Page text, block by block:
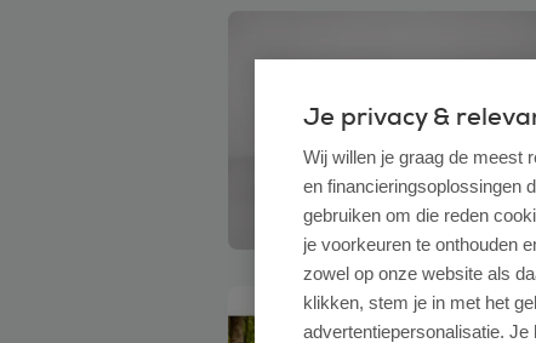
Bekijk deze auto
Je privacy &
Wij willen je graag de meest
en financieringsoplossingen
gebruiken om die reden
je voorkeuren te onthouden
zowel op onze website als
klikken, stem je in met het
advertentiepersonalisatie.